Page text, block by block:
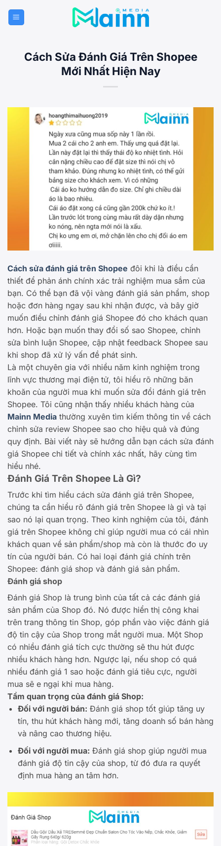
qua
Cách Sửa Đánh Giá Trên Shopee
Mới Nhất Hiện Nay
Cách sửa đánh giá trên Shopee đôi khi là điều cần
thiết để phản ánh chính xác trải nghiệm mua sắm của
bạn. Có thể bạn đã vội vàng đánh giá sản phẩm, shop
hoặc đơn hàng ngay sau khi nhận được, và bây giờ
muốn điều chỉnh đánh giá Shopee đó cho khách quan
hơn. Hoặc bạn muốn thay đổi số sao Shopee, chỉnh
sửa bình luận Shopee, cập nhật feedback Shopee sau
khi shop đã xử lý vấn đề phát sinh.
Là một chuyên gia với nhiều năm kinh nghiệm trong
lĩnh vực thương mại điện tử, tôi hiểu rõ những băn
khoăn của người mua khi muốn sửa đổi đánh giá trên
Shopee. Tôi cũng nhận thấy nhiều khách hàng của
Mainn Media thường xuyên tìm kiếm thông tin về cách
chỉnh sửa review Shopee sao cho hiệu quả và đúng
quy định. Bài viết này sẽ hướng dẫn bạn cách sửa đánh
giá Shopee chi tiết và chính xác nhất, hãy cùng tìm
hiểu nhé.
Đánh Giá Trên Shopee Là Gì?
Trước khi tìm hiểu cách sửa đánh giá trên Shopee,
chúng ta cần hiểu rõ đánh giá trên Shopee là gì và tại
sao nó lại quan trọng. Theo kinh nghiệm của tôi, đánh
giá trên Shopee không chỉ giúp người mua có cái nhìn
khách quan về sản phẩm/shop mà còn là thước đo uy
tín của người bán. Có hai loại đánh giá chính trên
Shopee: đánh giá shop và đánh giá sản phẩm.
Đánh giá shop
Đánh giá Shop là trung bình của tất cả các đánh giá
sản phẩm của Shop đó. Nó được hiển thị công khai
trên trang thông tin Shop, góp phần vào việc đánh giá
độ tin cậy của Shop trong mắt người mua. Một Shop
có nhiều đánh giá tích cực thường sẽ thu hút được
nhiều khách hàng hơn. Ngược lại, nếu shop có quá
nhiều đánh giá 1 sao hoặc đánh giá tiêu cực, người
mua sẽ e ngại khi mua hàng.
Tầm quan trọng của đánh giá Shop:
Đối với người bán: Đánh giá shop tốt giúp tăng uy
tín, thu hút khách hàng mới, tăng doanh số bán hàng
và nâng cao thương hiệu.
Đối với người mua: Đánh giá shop giúp người mua
đánh giá độ tin cậy của shop, từ đó đưa ra quyết
định mua hàng an tâm hơn.